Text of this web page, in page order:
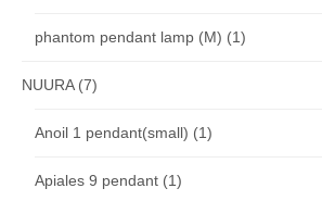
phantom pendant lamp (M) (1)
NUURA(7)
Anoil 1 pendant(small) (1)
Apiales 9 pendant (1)